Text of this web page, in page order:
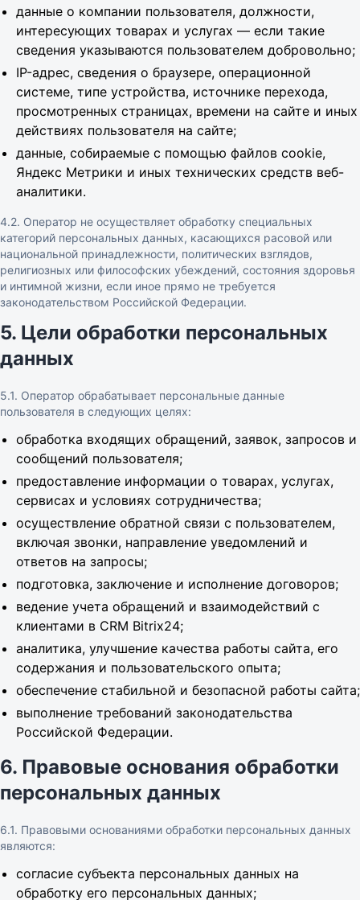
данные о компании пользователя, должности,
интересующих товарах и услугах — если такие
сведения указываются пользователем добровольно;
IP-адрес, сведения о браузере, операционной
системе, типе устройства, источнике перехода,
просмотренных страницах, времени на сайте и иных
действиях пользователя на сайте;
данные, собираемые с помощью файлов cookie,
Яндекс Метрики и иных технических средств веб-
аналитики.
4.2. Оператор не осуществляет обработку специальных
категорий персональных данных, касающихся расовой или
национальной принадлежности, политических взглядов,
религиозных или философских убеждений, состояния здоровья
и интимной жизни, если иное прямо не требуется
законодательством Российской Федерации.
5. Цели обработки персональных
данных
5.1. Оператор обрабатывает персональные данные
пользователя в следующих целях:
обработка входящих обращений, заявок, запросов и
сообщений пользователя;
предоставление информации о товарах, услугах,
сервисах и условиях сотрудничества;
осуществление обратной связи с пользователем,
включая звонки, направление уведомлений и
ответов на запросы;
подготовка, заключение и исполнение договоров;
ведение учета обращений и взаимодействий с
клиентами в CRM Bitrix24;
аналитика, улучшение качества работы сайта, его
содержания и пользовательского опыта;
обеспечение стабильной и безопасной работы сайта;
выполнение требований законодательства
Российской Федерации.
6. Правовые основания обработки
персональных данных
6.1. Правовыми основаниями обработки персональных данных
являются:
согласие субъекта персональных данных на
обработку его персональных данных;